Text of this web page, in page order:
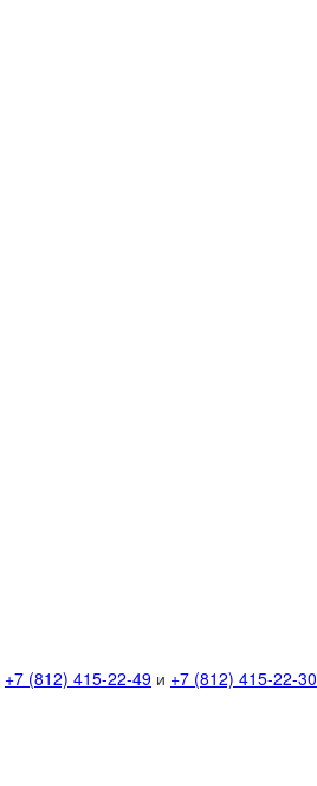
+7 (812) 415-22-49 и +7 (812) 415-22-30